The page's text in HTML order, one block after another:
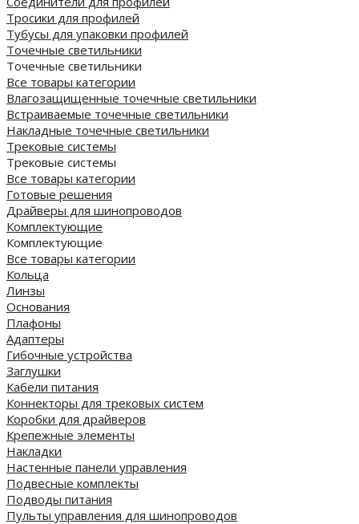
Тросики для профилей
Тубусы для упаковки профилей
Точечные светильники
Точечные светильники
Все товары категории
Влагозащищенные точечные светильники
Встраиваемые точечные светильники
Накладные точечные светильники
Трековые системы
Трековые системы
Все товары категории
Готовые решения
Драйверы для шинопроводов
Комплектующие
Комплектующие
Все товары категории
Кольца
Линзы
Основания
Плафоны
Адаптеры
Гибочные устройства
Заглушки
Кабели питания
Коннекторы для трековых систем
Коробки для драйверов
Крепежные элементы
Накладки
Настенные панели управления
Подвесные комплекты
Подводы питания
Пульты управления для шинопроводов